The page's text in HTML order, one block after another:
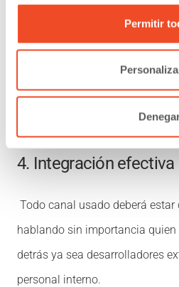
Permitir
durante todo proceso omni-
contacto hasta la resolución
comunicación interna evitará
además permitirá saber quién
surge algún problema
4. Integración efectiva
Todo canal usado deberá
hablando sin importancia quien
detrás ya sea desarrolladores
personal interno.